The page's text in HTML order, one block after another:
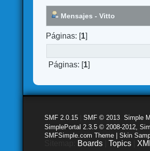
Mensajes - Vitto
Páginas: [1]
Páginas: [1]
SMF 2.0.15 |SMF © 2013 ,Simple
SimplePortal 2.3.5 © 2008-2012,
SMFSimple.com Theme | Skin
Boards |Topics